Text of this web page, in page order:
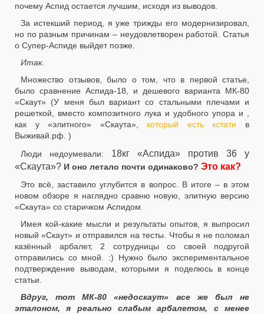
почему Аспид остается лучшим, исходя из выводов.
За истекший период, я уже трижды его модернизировал,
но по разным причинам – неудовлетворен работой. Статья
о Супер-Аспиде выйдет позже.
Итак.
Множество отзывов, было о том, что в первой статье,
было сравнение Аспида-18, и дешевого варианта МК-80
«Скаут» (У меня был вариант со стальными плечами и
решеткой, вместо композитного лука и удобного упора и ,
как у «элитного» «Скаута», который есть кстати в
Выживай.рф. )
Люди недоумевали: 18кг «Аспида» против 36 у
«Скаута»? И оно летало почти одинаково? Это как?
Это всё, заставило углубится в вопрос. В итоге – в этом
новом обзоре я наглядно сравню новую, элитную версию
«Скаута» со старичком Аспидом.
Имея кой-какие мысли и результаты опытов, я выпросил
новый «Скаут» и отправился на тесты. Чтобы я не поломал
казённый арбалет, 2 сотрудницы со своей подругой
отправились со мной. :) Нужно было экспериментальное
подтверждение выводам, которыми я поделюсь в конце
статьи.
Вдруг, тот МК-80 «недоскаут» все же был не
эталоном, я реально слабым арбалетом, с менее